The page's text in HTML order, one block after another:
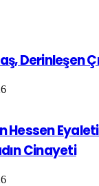
Derinleşen
Hessen
Cinayeti